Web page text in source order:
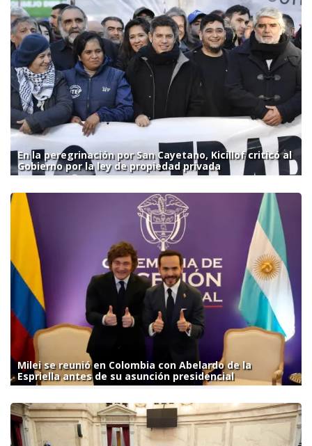
En la peregrinación por San Cayetano, Kicillof criticó al
Gobierno por la ley de propiedad privada
Milei se reunió en Colombia con Abelardo de la
Espriella antes de su asunción presidencial